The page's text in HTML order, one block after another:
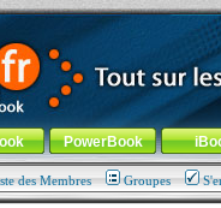
! -Aller au menu de
PowerBook
des Membres Groupes